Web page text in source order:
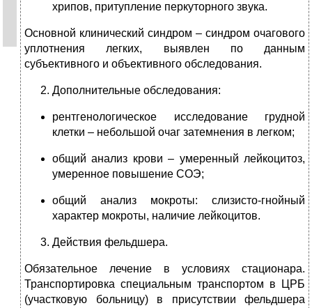
хрипов, притупление перкуторного звука.
Основной клинический синдром – синдром очагового
уплотнения легких, выявлен по данным
субъективного и объективного обследования.
Дополнительные обследования:
рентгенологическое исследование грудной
клетки – небольшой очаг затемнения в легком;
общий анализ крови – умеренный лейкоцитоз,
умеренное повышение СОЭ;
общий анализ мокроты: слизисто-гнойный
характер мокроты, наличие лейкоцитов.
Действия фельдшера.
Обязательное лечение в условиях стационара.
Транспортировка специальным транспортом в ЦРБ
(участковую больницу) в присутствии фельдшера